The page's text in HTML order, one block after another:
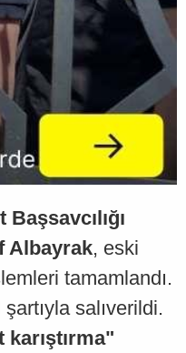
Albayrak, eski
tamamlandı.
salıverildi.